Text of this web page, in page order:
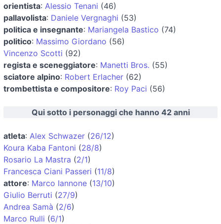
orientista: Alessio Tenani (46)
pallavolista: Daniele Vergnaghi (53)
politica e insegnante: Mariangela Bastico (74)
politico: Massimo Giordano (56)
Vincenzo Scotti (92)
regista e sceneggiatore: Manetti Bros. (55)
sciatore alpino: Robert Erlacher (62)
trombettista e compositore: Roy Paci (56)
Qui sotto i personaggi che hanno 42 anni
atleta: Alex Schwazer (26/12)
Koura Kaba Fantoni (28/8)
Rosario La Mastra (2/1)
Francesca Ciani Passeri (11/8)
attore: Marco Iannone (13/10)
Giulio Berruti (27/9)
Andrea Samà (2/6)
Marco Rulli (6/1)